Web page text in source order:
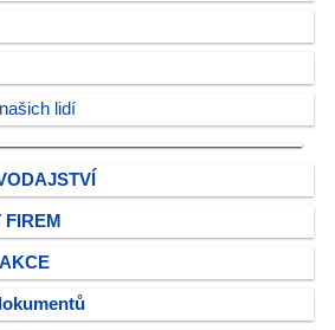
lidí